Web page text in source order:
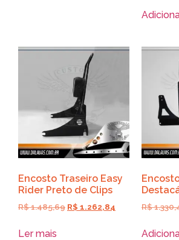
Encosto Traseiro Easy
Rider Preto de Clips
R$1.485,69 R$ 1.262,84
Ler mais
R$